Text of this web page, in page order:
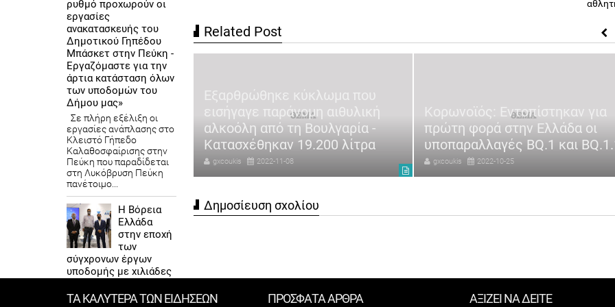
Related Post
στη Μεσσηνία:
που αντιμετώπιζε
προβλήματα ο
που σκότωσε τη
2022-11-08
Εξαρθρώθηκε κύκλωμα που
εισήγαγε παράνομη αιθυλική
αλκοόλη από τη Βουλγαρία -
Κατασχέθηκαν 19.200 λίτρα
gxcoukis 2022-11-08
Κορωνοϊός: Εντοπίστηκαν για
πρώτη φορά στην Ελλάδα οι
υποπαραλλαγές BQ.1 και
gxcoukis 2022-10-25
Δημοσίευση σχολίου
ρυθμό προχωρούν οι
εργασίες
ανακατασκευής του
Δημοτικού Γηπέδου
Μπάσκετ στην Πεύκη -
Εργαζόμαστε για την
άρτια κατάσταση όλων
των υποδομών του
Δήμου μας»
Σε πλήρη εξέλιξη οι
εργασίες ανάπλασης στο
Κλειστό Γήπεδο
Καλαθοσφαίρισης στην
Πεύκη που παραδίδεται
στη Λυκόβρυση Πεύκη
πανέτοιμο...
Η Βόρεια
Ελλάδα
στην εποχή
των
σύγχρονων έργων
υποδομής με χιλιάδες
– Συμμετοχή της
ΤΑ ΚΑΛΥΤΕΡΑ ΤΩΝ ΕΙΔΗΣΕΩΝ ΠΡΟΣΦΑΤΑ ΑΡΘΡΑ ΑΞΙΖΕΙ ΝΑ ΔΕΙΤΕ